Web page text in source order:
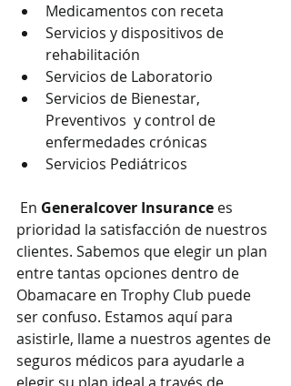
Medicamentos con receta
Servicios y dispositivos de
rehabilitación
Servicios de Laboratorio
Servicios de Bienestar,
Preventivos  y control de
enfermedades crónicas
Servicios Pediátricos
En Generalcover Insurance es
prioridad la satisfacción de nuestros
clientes. Sabemos que elegir un plan
entre tantas opciones dentro de
Obamacare en Trophy Club puede
ser confuso. Estamos aquí para
asistirle, llame a nuestros agentes de
seguros médicos para ayudarle a